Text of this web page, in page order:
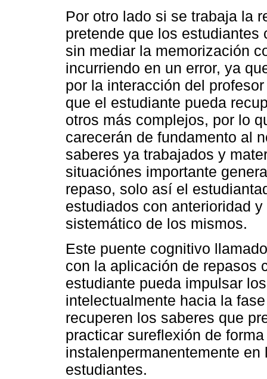
Por otro lado si se trabaja la
pretende que los
sin mediar la memorización
incurriendo en un error, ya
por la interacción del
que el estudiante pueda
otros más complejos, por lo
carecerán de fundamento al
saberes ya trabajados y
situaciónes importante
repaso, solo así el
estudiados con anterioridad
sistemático de los mismos.
Este puente cognitivo
con la aplicación de repasos
estudiante pueda impulsar
intelectualmente hacia la
recuperen los saberes que
practicar sureflexión de
instalenpermanentemente
estudiantes.